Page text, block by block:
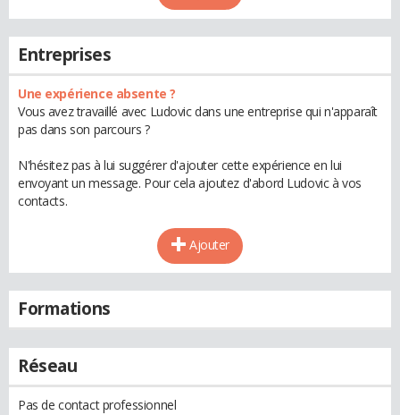
Entreprises
Une expérience absente ?
Vous avez travaillé avec Ludovic dans une entreprise qui n'apparaît
pas dans son parcours ?
N'hésitez pas à lui suggérer d'ajouter cette expérience en lui
envoyant un message. Pour cela ajoutez d'abord Ludovic à vos
contacts.
Ajouter
Formations
Réseau
Pas de contact professionnel